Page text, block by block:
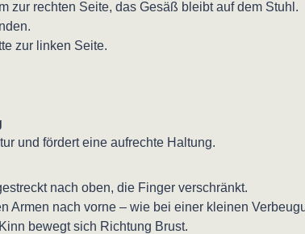
zur rechten Seite, das Gesäß bleibt auf dem Stuhl.
zur linken Seite.
und fördert eine aufrechte Haltung.
nach oben, die Finger verschränkt.
Armen nach vorne – wie bei einer kleinen
bewegt sich Richtung Brust.